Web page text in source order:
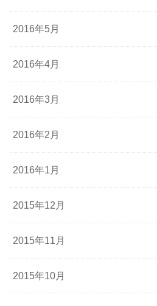
2016年5月
2016年4月
2016年3月
2016年2月
2016年1月
2015年12月
2015年11月
2015年10月